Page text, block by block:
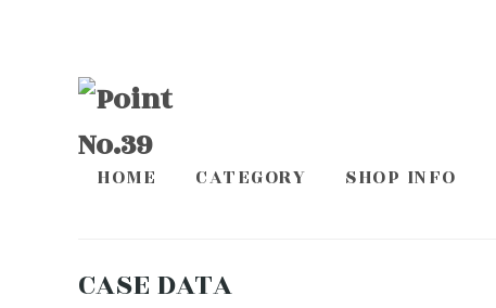
HOME CATEGORY SHOP INFO
CASE DATA